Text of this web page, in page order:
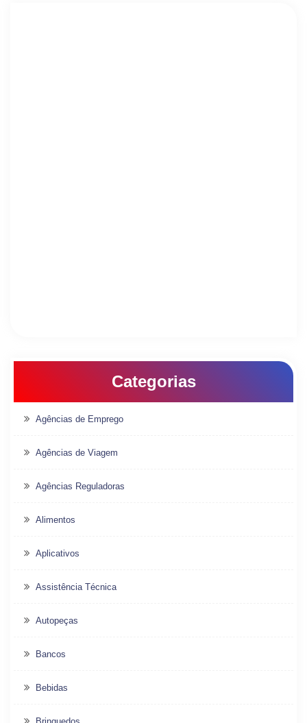
Categorias
Agências de Emprego
Agências de Viagem
Agências Reguladoras
Alimentos
Aplicativos
Assistência Técnica
Autopeças
Bancos
Bebidas